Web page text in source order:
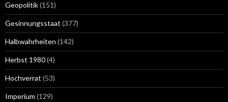
Geopolitik(151)
Gesinnungsstaat (377)
Halbwahrheiten (142)
Herbst 1980(4)
Hochverrat (53)
Imperium (129)